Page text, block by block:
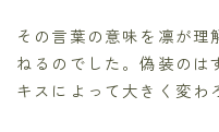
その言葉の意味を凛が
ねるのでした。偽装のは
キスによって大きく変わ